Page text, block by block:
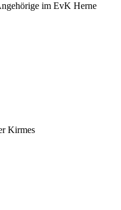
im EvK Herne
Kirmes